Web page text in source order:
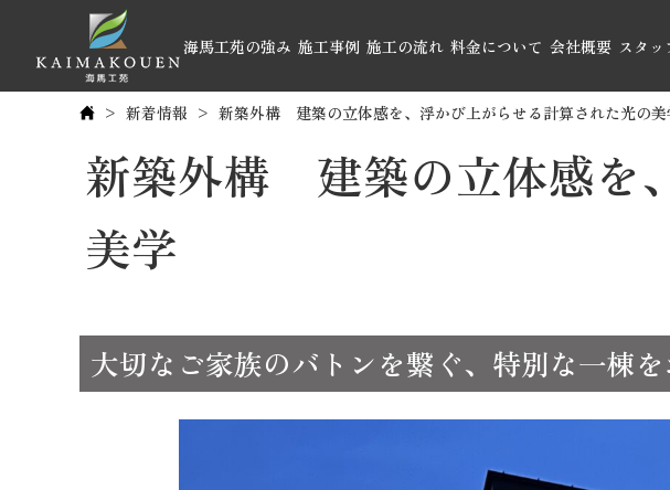
海馬工苑の強み 施工事例 施工の流れ 料金について 会社概要 スタッ
新着情報 新築外構 建築の立体感を、浮かび上がらせる計算された光の美
新築外構 建築の立体感を
美学
大切なご家族のバトンを繋ぐ、特別な一棟を